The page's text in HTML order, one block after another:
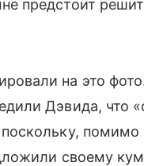
предстоит
на это
Дэвида, что
помимо
своему